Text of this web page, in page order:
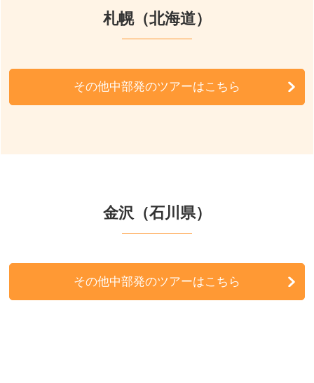
札幌（北海道）
その他中部発のツアーはこちら
金沢（石川県）
その他中部発のツアーはこちら